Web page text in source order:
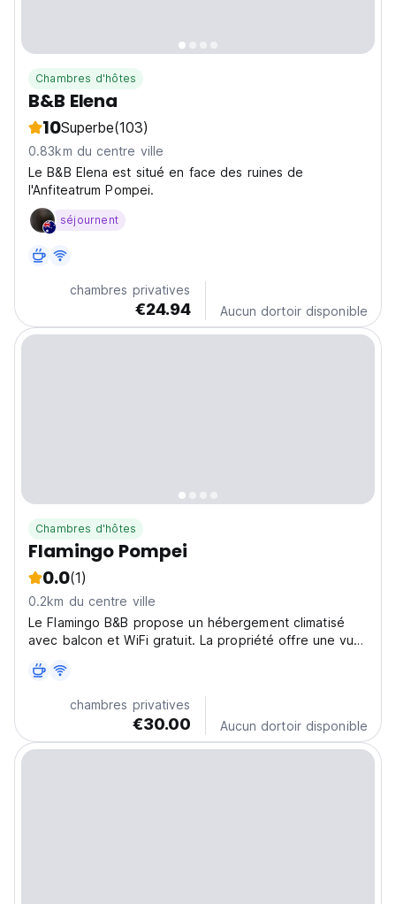
Chambres d'hôtes
B&B Elena
10Superbe(103)
0.83km du centre ville
Le B&B Elena est situé en face des ruines de
l'Anfiteatrum Pompei.
séjournent
chambres privatives
€24.94 Aucun dortoir disponible
Chambres d'hôtes
Flamingo Pompei
0.0(1)
0.2km du centre ville
Le Flamingo B&B propose un hébergement climatisé
avec balcon et WiFi gratuit. La propriété offre une vue
chambres privatives
€30.00 Aucun dortoir disponible